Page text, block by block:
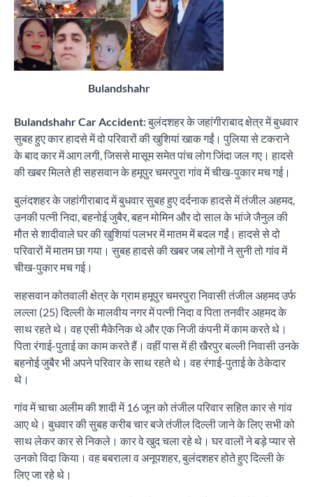
Bulandshahr
Bulandshahr Car Accident:बुलंदशहर के जहांगीराबाद क्षेत्र में बुधवार
सुबह हुए कार हादसे में दो परिवारों की खुशियां खाक गईं। पुलिया से टकराने
के बाद कार में आग लगी, जिससे मासूम समेत पांच लोग जिंदा जल गए। हादसे
की खबर मिलते ही सहसवान के हमूपुर चमरपुरा गांव में चीख-पुकार मच गई।
बुलंदशहर के जहांगीराबाद में बुधवार सुबह हुए दर्दनाक हादसे में तंजील अहमद,
उनकी पत्नी निदा, बहनोई जुबैर, बहन मोमिन और दो साल के भांजे जैनुल की
मौत से शादीवाले घर की खुशियां पलभर में मातम में बदल गईं। हादसे से दो
परिवारों में मातम छा गया। सुबह हादसे की खबर जब लोगों ने सुनी तो गांव में
चीख-पुकार मच गई।
सहसवान कोतवाली क्षेत्र के ग्राम हमूपुर चमरपुरा निवासी तंजील अहमद उर्फ
लल्ला (25) दिल्ली के मालवीय नगर में पत्नी निदा व पिता तनवीर अहमद के
साथ रहते थे। वह एसी मैकेनिक थे और एक निजी कंपनी में काम करते थे।
पिता रंगाई-पुताई का काम करते हैं। वहीं पास में ही खैरपुर बल्ली निवासी उनके
बहनोई जुबैर भी अपने परिवार के साथ रहते थे। वह रंगाई-पुताई के ठेकेदार
थे।
गांव में चाचा अलीम की शादी में 16 जून को तंजील परिवार सहित कार से गांव
आए थे। बुधवार की सुबह करीब चार बजे तंजील दिल्ली जाने के लिए सभी को
साथ लेकर कार से निकले। कार वे खुद चला रहे थे। घर वालों ने बड़े प्यार से
उनको विदा किया। वह बबराला व अनूपशहर, बुलंदशहर होते हुए दिल्ली के
लिए जा रहे थे।